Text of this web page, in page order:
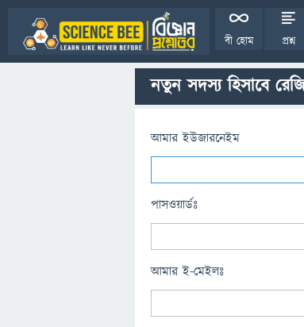
বী হোম প্রশ্ন
নতুন সদস্য হিসাবে
আমার ইউজারনেইম
পাসওয়ার্ডঃ
আমার ই-মেইলঃ